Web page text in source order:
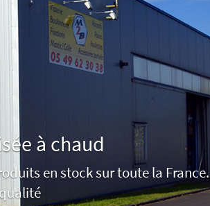
à chaud
en stock sur toute la France.